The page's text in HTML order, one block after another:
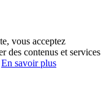
vous acceptez
des contenus et services
En savoir plus